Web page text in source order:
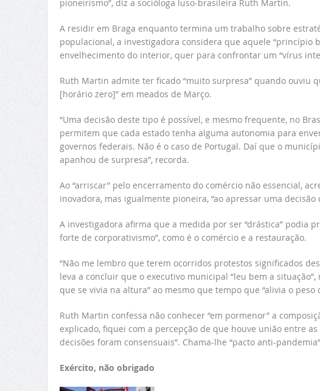
pioneirismo”, diz a socióloga luso-brasileira Ruth Martin.
A residir em Braga enquanto termina um trabalho sobre
populacional, a investigadora considera que aquele “princípio
envelhecimento do interior, quer para confrontar um “vírus
Ruth Martin admite ter ficado “muito surpresa” quando ouviu
[horário zero]” em meados de Março.
“Uma decisão deste tipo é possível, e mesmo frequente, no
permitem que cada estado tenha alguma autonomia para
governos federais. Não é o caso de Portugal. Daí que o
apanhou de surpresa”, recorda.
Ao “arriscar” pelo encerramento do comércio não essencial,
inovadora, mas igualmente pioneira, “ao apressar uma
A investigadora afirma que a medida por ser “drástica” podia
forte de corporativismo”, como é o comércio e a restauração.
“Não me lembro que terem ocorridos protestos significados
leva a concluir que o executivo municipal “leu bem a
que se vivia na altura” ao mesmo que tempo que “alivia o
Ruth Martin confessa não conhecer “em pormenor” a
explicado, fiquei com a percepção de que houve união entre
decisões foram consensuais”. Chama-lhe “pacto anti-
Exército, não obrigado